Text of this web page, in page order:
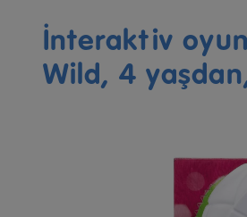
İnteraktiv
Wild, 4